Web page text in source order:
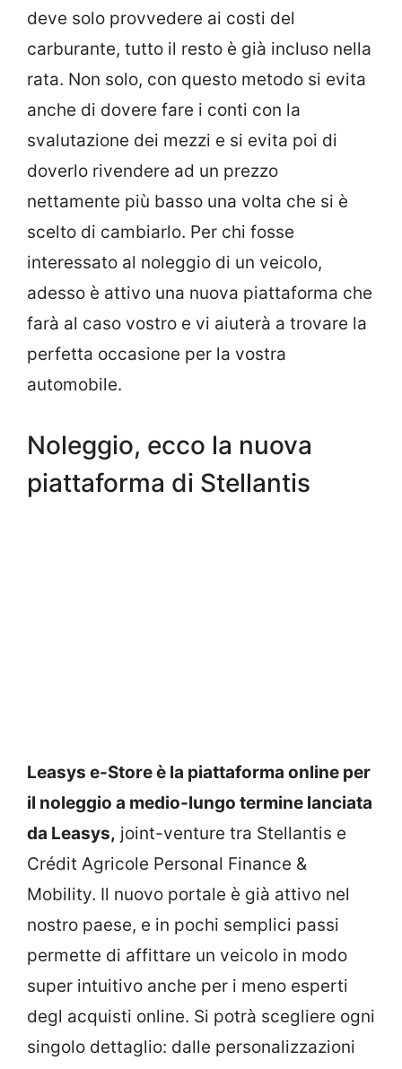
deve solo provvedere ai costi del
carburante, tutto il resto è già incluso nella
rata. Non solo, con questo metodo si evita
anche di dovere fare i conti con la
svalutazione dei mezzi e si evita poi di
doverlo rivendere ad un prezzo
nettamente più basso una volta che si è
scelto di cambiarlo. Per chi fosse
interessato al noleggio di un veicolo,
adesso è attivo una nuova piattaforma che
farà al caso vostro e vi aiuterà a trovare la
perfetta occasione per la vostra
automobile.
Noleggio, ecco la nuova
piattaforma di Stellantis
Leasys e-Store è la piattaforma online per
il noleggio a medio-lungo termine lanciata
da Leasys, joint-venture tra Stellantis e
Crédit Agricole Personal Finance &
Mobility. Il nuovo portale è già attivo nel
nostro paese, e in pochi semplici passi
permette di affittare un veicolo in modo
super intuitivo anche per i meno esperti
degl acquisti online. Si potrà scegliere ogni
singolo dettaglio: dalle personalizzazioni